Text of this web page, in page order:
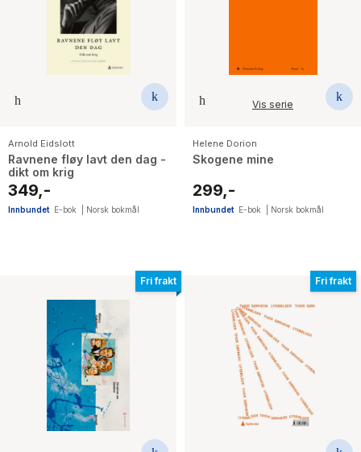
Arnold Eidslott
Ravnene fløy lavt den dag -
dikt om krig
349,-
Innbundet E-bok Norsk bokmål
Vis serie
Helene Dorion
Skogene mine
299,-
Innbundet E-bok Norsk bokmål
Fri frakt Fri frakt